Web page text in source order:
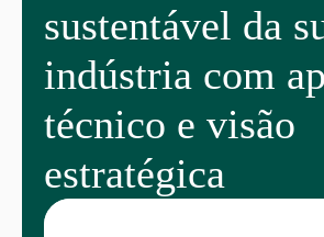
sustentável da
indústria com
técnico e visão
estratégica